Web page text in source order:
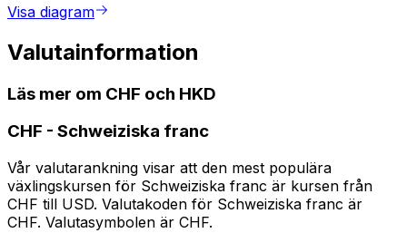
Visa diagram
Valutainformation
Läs mer om CHF och HKD
CHF - Schweiziska franc
Vår valutarankning visar att den mest populära
växlingskursen för Schweiziska franc är kursen från
CHF till USD. Valutakoden för Schweiziska franc är
CHF. Valutasymbolen är CHF.